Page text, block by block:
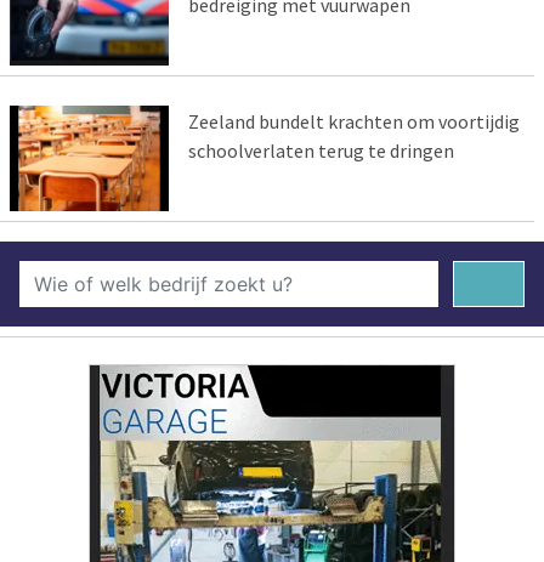
Zeeland bundelt krachten om voortijdig
schoolverlaten terug te dringen